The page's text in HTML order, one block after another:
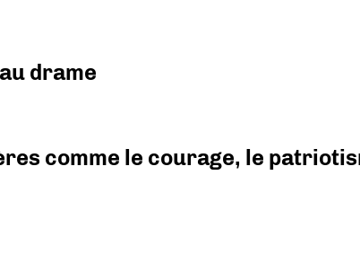
drame
comme le courage, le